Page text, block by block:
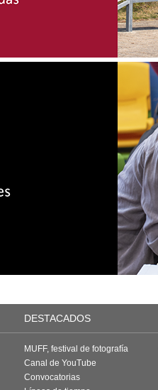
DESTACADOS
MUFF, festival de fotografía
Canal de YouTube
Convocatorias